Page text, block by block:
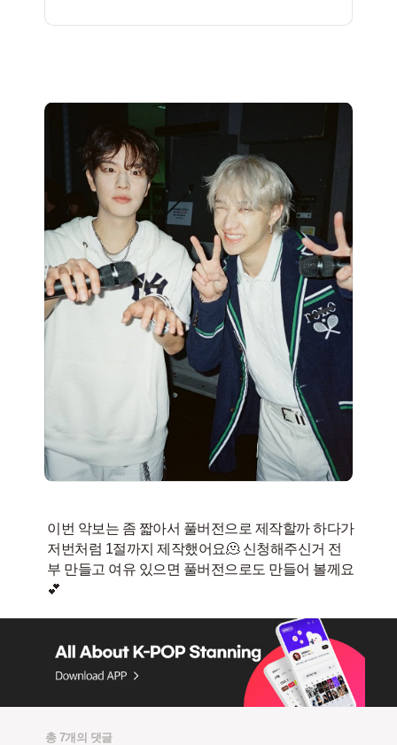
이번 악보는 좀 짧아서 풀버전으로 제작할까 하다가
저번처럼 1절까지 제작했어요🫠 신청해주신거 전
부 만들고 여유 있으면 풀버전으로도 만들어 볼께요
총 7개의 댓글